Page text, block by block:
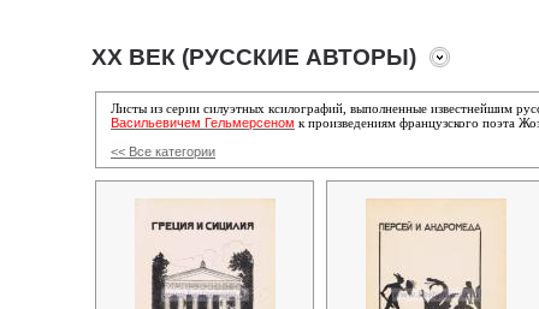
XX ВЕК (РУССКИЕ АВТОРЫ)
Листы из серии силуэтных ксилографий, выполненные известнейшим
Васильевичем Гельмерсеном к произведениям французского поэта
<< Все категории